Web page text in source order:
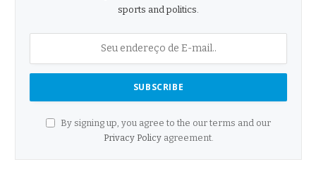
sports and politics.
By signing up, you agree to the our terms and our
Privacy Policyagreement.